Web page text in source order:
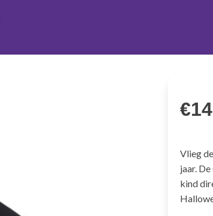
€
Vlieg
jaar.
kind